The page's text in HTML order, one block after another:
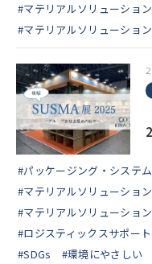
#マテリアルソリューショ
#マテリアルソリューショ
#パッケージング・システ
#マテリアルソリューショ
#マテリアルソリューショ
#ロジスティックスサポー
#SDGs
#環境にやさしい